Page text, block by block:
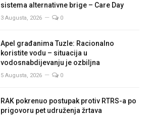
sistema alternativne brige – Care Day
3 Augusta, 2026 0
Apel građanima Tuzle: Racionalno
koristite vodu – situacija u
vodosnabdijevanju je ozbiljna
5 Augusta, 2026 0
RAK pokrenuo postupak protiv RTRS-a po
prigovoru pet udruženja žrtava